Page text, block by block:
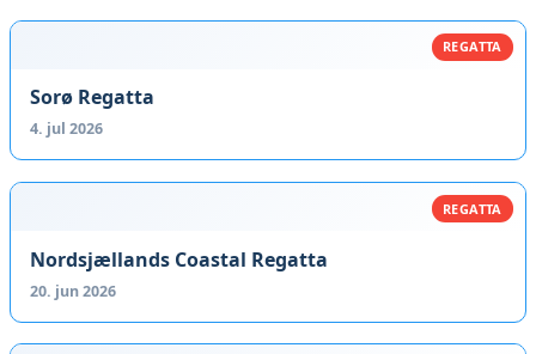
REGATTA
Sorø Regatta
4. jul 2026
REGATTA
Nordsjællands Coastal Regatta
20. jun 2026